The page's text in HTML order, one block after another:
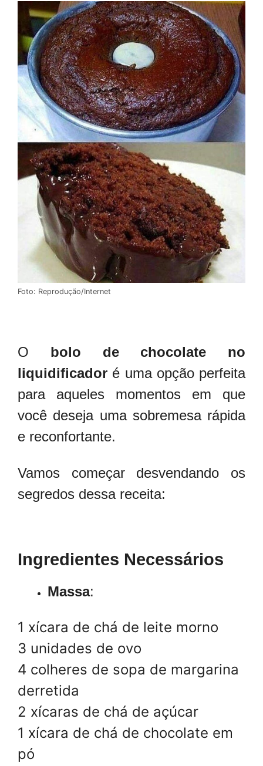
Foto: Reprodução/Internet
O bolo de chocolate no
liquidificador é uma opção perfeita
para aqueles momentos em que
você deseja uma sobremesa rápida
e reconfortante.
Vamos começar desvendando os
segredos dessa receita:
Ingredientes Necessários
Massa:
1 xícara de chá de leite morno
3 unidades de ovo
4 colheres de sopa de margarina
derretida
2 xícaras de chá de açúcar
1 xícara de chá de chocolate em
pó